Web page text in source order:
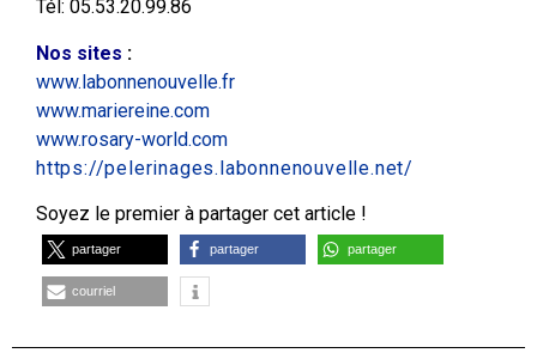
Tél: 05.53.20.99.86
Nos sites :
www.labonnenouvelle.fr
www.mariereine.com
www.rosary-world.com
https://pelerinages.labonnenouvelle.net/
Soyez le premier à partager cet article !
partager partager partager
courriel